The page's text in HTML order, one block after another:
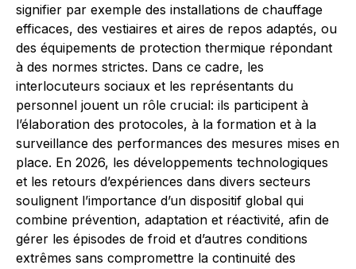
signifier par exemple des installations de chauffage
efficaces, des vestiaires et aires de repos adaptés, ou
des équipements de protection thermique répondant
à des normes strictes. Dans ce cadre, les
interlocuteurs sociaux et les représentants du
personnel jouent un rôle crucial: ils participent à
l’élaboration des protocoles, à la formation et à la
surveillance des performances des mesures mises en
place. En 2026, les développements technologiques
et les retours d’expériences dans divers secteurs
soulignent l’importance d’un dispositif global qui
combine prévention, adaptation et réactivité, afin de
gérer les épisodes de froid et d’autres conditions
extrêmes sans compromettre la continuité des